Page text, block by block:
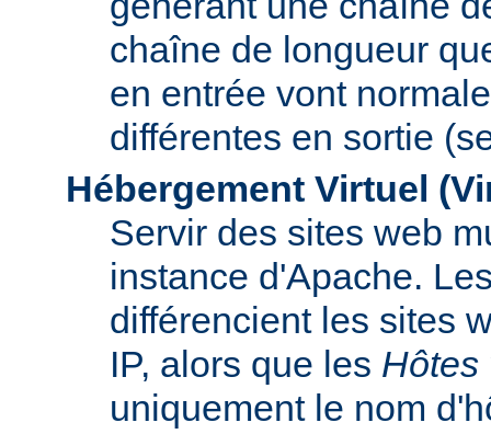
chaîne de longueur
en entrée vont
différentes en sortie
Hébergement Virtuel
Servir des sites web
instance d'Apache.
différencient les sites
IP, alors que les Hôtes
uniquement le nom